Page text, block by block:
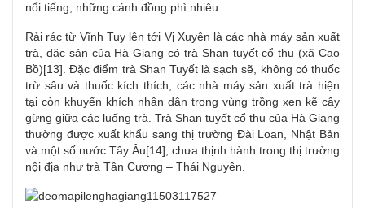
nổi tiếng, những cánh đồng phì nhiêu…
Rải rác từ Vĩnh Tuy lêntới Vị Xuyên là các nhà máy sản xuất
trà, đặc sản của Hà Giang có trà Shan tuyết cổ thụ (xã Cao
Bồ)[13]. Đặc điểm trà Shan Tuyết là sạch sẽ, không có thuốc
trừ sâu và thuốc kích thích, các nhà máy sản xuất trà hiện
tại còn khuyến khích nhân dân trong vùng trồng xen kẽ cây
gừng giữa các luống trà. Trà Shan tuyết cổ thụ của Hà Giang
thường được xuất khẩu sang thị trường Đài Loan, Nhật Bản
và một số nước Tây Âu[14], chưa thịnh hành trong thị trường
nội địa như trà Tân Cương – Thái Nguyên.